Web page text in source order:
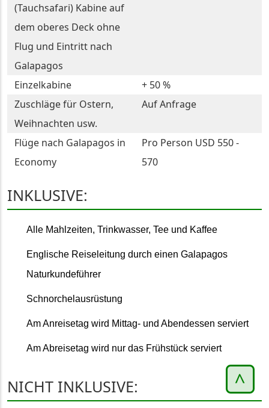
(Tauchsafari) Kabine auf
dem oberes Deck ohne
Flug und Eintritt nach
Galapagos
Einzelkabine
+ 50 %
Zuschläge für Ostern,
Weihnachten usw.
Auf Anfrage
Flüge nach Galapagos in
Economy
Pro Person USD 550 -
570
INKLUSIVE:
Alle Mahlzeiten, Trinkwasser, Tee und Kaffee
Englische Reiseleitung durch einen Galapagos
Naturkundeführer
Schnorchelausrüstung
Am Anreisetag wird Mittag- und Abendessen serviert
Am Abreisetag wird nur das Frühstück serviert
NICHT INKLUSIVE: